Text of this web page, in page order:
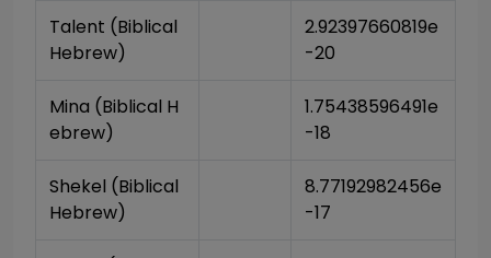
Talent (Biblical
Hebrew)
2.92397660819e
-20
Mina (Biblical H
ebrew)
1.75438596491e
-18
Shekel (Biblical
Hebrew)
8.77192982456e
-17